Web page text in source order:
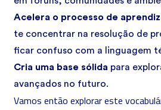
Acelera o processo de
te concentrar na resolução de
ficar confuso com a linguagem
Cria uma base sólida para
avançados no futuro.
Vamos então explorar este